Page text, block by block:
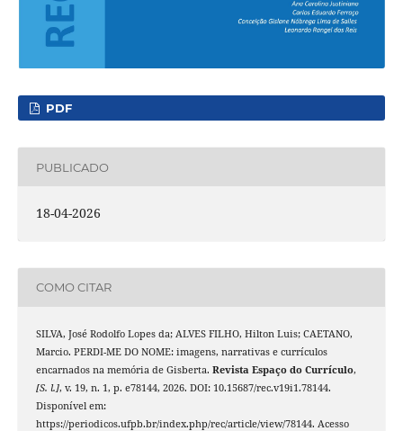
PDF
PUBLICADO
18-04-2026
COMO CITAR
SILVA, José Rodolfo Lopes da; ALVES FILHO, Hilton Luis; CAETANO,
Marcio. PERDI-ME DO NOME: imagens, narrativas e currículos
encarnados na memória de Gisberta. Revista Espaço do Currículo,
[S. l.], v. 19, n. 1, p. e78144, 2026. DOI: 10.15687/rec.v19i1.78144.
Disponível em:
https://periodicos.ufpb.br/index.php/rec/article/view/78144. Acesso